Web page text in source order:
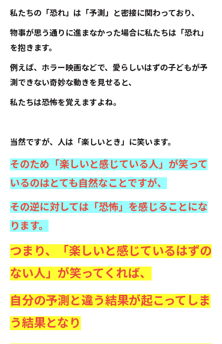
私たちの「恐れ」は「予測」と密接に関わっており、
物事が思う通りに進まなかった場合に私たちは「恐れ」
を抱きます。
例えば、ホラー映画などで、愛らしいはずの子どもが予
測できない奇妙な動きを見せると、
私たちは恐怖を覚えますよね。
当然ですが、人は「楽しいとき」に笑います。
そのため「楽しいと感じている人」が笑って
いるのはとても自然なことですが、
その逆に対しては「恐怖」を感じることにな
ります。
つまり、「楽しいと感じているはずの
ない人」が笑ってくれば、
自分の予測と違う結果が起こってしま
う結果となり